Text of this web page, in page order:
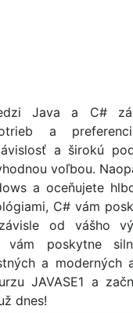
Java a C#
a
a širokú
voľbou.
a oceňujete
C# vám
od vášho
vám poskytne
a moderných
JAVASE1 a
dnes!